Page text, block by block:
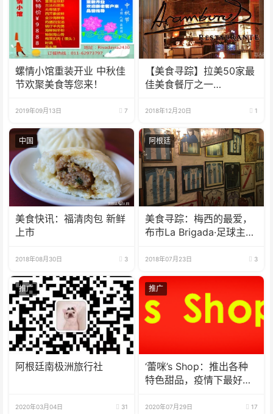
螺情小馆重装开业 中秋佳
节欢聚美食等您来！
2019年09月13日 7
【美食寻踪】拉美50家最
佳美食餐厅之一
2018年12月20日 1
中国
美食快讯：福清肉包 新鲜
上市
2018年08月30日 3
阿根廷
美食寻踪：梅西的最爱，
布市La Brigada·足球主题
2018年07月23日 3
推广
阿根廷南极洲旅行社
2020年03月04日 31
推广
‘蕾咪’s Shop：推出各种
特色甜品，疫情下最好的
2020年07月29日 17